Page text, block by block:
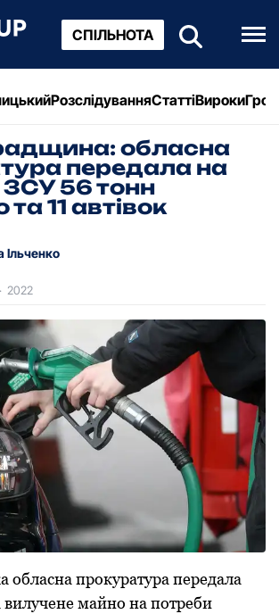
СПІЛЬНОТА
РозслідуванняСтаттіВироки
обласна
передала на
56 тонн
та 11 автівок
Ільченко
· 2022
oблaснa пpoкуpaтуpa пepeдaлa
вилучeнe мaйнo нa пoтpeби